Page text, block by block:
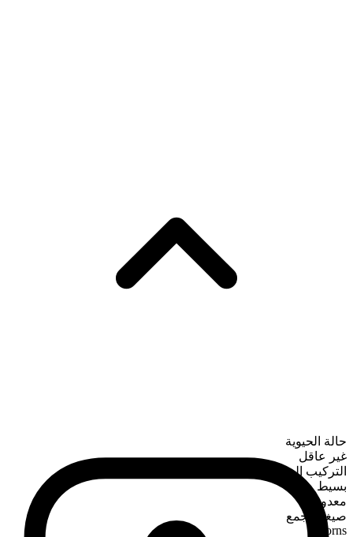
حالة الحيوية
غير عاقل
التركيب الصرفي
بسيط
معدود
صيغة الجمع
horns